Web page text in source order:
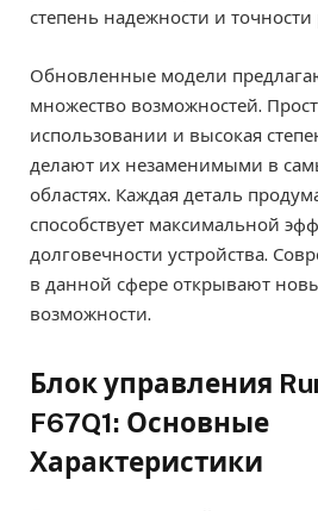
степень надежности и точности
Обновленные модели
множество возможностей.
использовании и высокая
делают их незаменимыми в
областях. Каждая деталь
способствует максимальной
долговечности устройства.
в данной сфере открывают
возможности.
Блок управления
F67Q1: Основные
Характеристики